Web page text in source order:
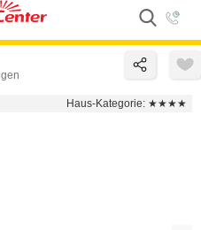
Haus-Kategorie: ★★★★